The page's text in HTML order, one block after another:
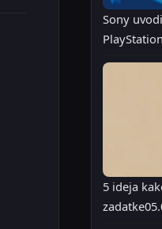
Sony
PlayStation
5 ideja
zadatke